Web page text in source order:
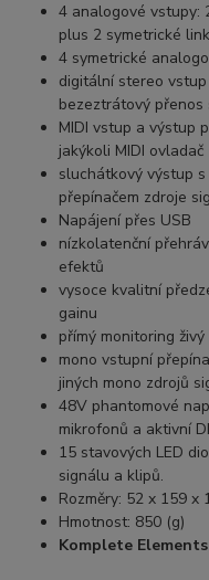
4 analogové vstupy:
plus 2 symetrické
4 symetrické
digitální stereo vstup
bezeztrátový přenos
MIDI vstup a výstup
jakýkoli MIDI ovladač
sluchátkový výstup
přepínačem zdroje
Napájení přes USB
nízkolatenční
efektů
vysoce kvalitní
gainu
přímý monitoring
mono vstupní
jiných mono zdrojů
48V phantomové
mikrofonů a aktivní
15 stavových LED
signálu a klipů.
Rozměry: 52 x 159 x
Hmotnost: 850 (g)
Komplete Elements